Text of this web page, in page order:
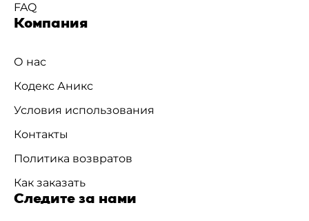
FAQ
Компания
О нас
Кодекс Аникс
Условия использования
Контакты
Политика возвратов
Как заказать
Следите за нами